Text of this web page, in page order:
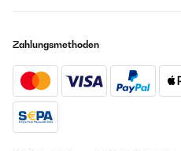
Zahlungsmethoden